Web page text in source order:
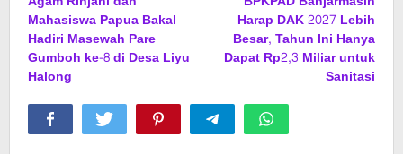
pos
Mahasiswa Papua Bakal
Hadiri Masewah Pare
Gumboh ke-8 di Desa Liyu
Halong
Harap DAK 2027 Lebih
Besar, Tahun Ini Hanya
Dapat Rp2,3 Miliar untuk
Sanitasi